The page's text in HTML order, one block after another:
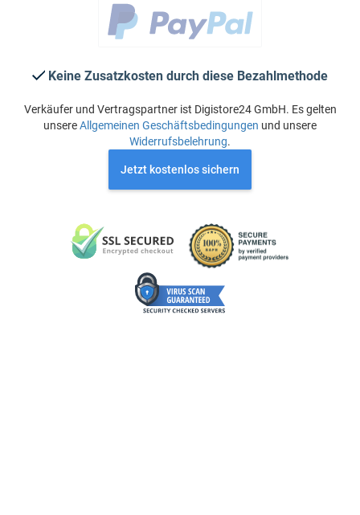
Keine Zusatzkosten durch diese Bezahlmethode
Verkäufer und Vertragspartner ist Digistore24 GmbH. Es gelten
unsereAllgemeinen Geschäftsbedingungen und unsere
Widerrufsbelehrung.
Jetzt kostenlos sichern